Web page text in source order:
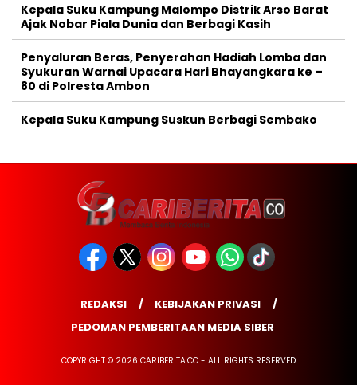
Kepala Suku Kampung Malompo Distrik Arso Barat
Ajak Nobar Piala Dunia dan Berbagi Kasih
Penyaluran Beras, Penyerahan Hadiah Lomba dan
Syukuran Warnai Upacara Hari Bhayangkara ke –
80 di Polresta Ambon
Kepala Suku Kampung Suskun Berbagi Sembako
REDAKSI
KEBIJAKAN PRIVASI
PEDOMAN PEMBERITAAN MEDIA SIBER
COPYRIGHT © 2026 CARIBERITA.CO - ALL RIGHTS RESERVED